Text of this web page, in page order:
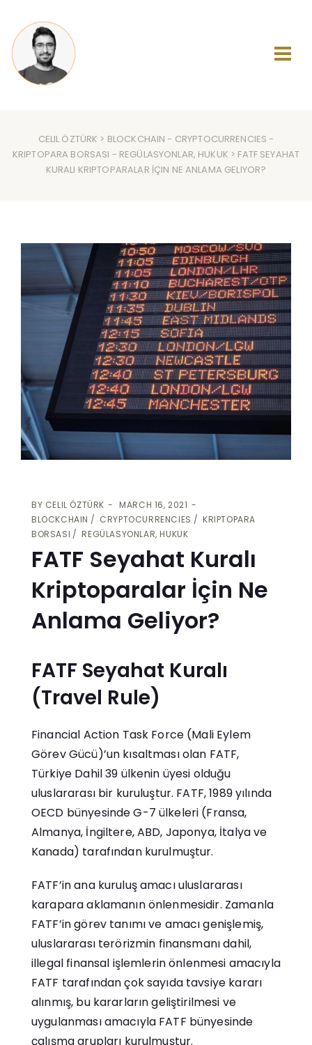
CELIL ÖZTÜRK > BLOCKCHAIN - CRYPTOCURRENCIES -
KRIPTOPARA BORSASI - REGÜLASYONLAR, HUKUK > FATF SEYAHAT
KURALI KRIPTOPARALAR İÇIN NE ANLAMA GELIYOR?
BY CELIL ÖZTÜRK
MARCH 16, 2021
BLOCKCHAIN
CRYPTOCURRENCIES
KRIPTOPARA
BORSASI
REGÜLASYONLAR, HUKUK
FATF Seyahat Kuralı
Kriptoparalar İçin Ne
Anlama Geliyor?
FATF Seyahat Kuralı
(Travel Rule)
Financial Action Task Force (Mali Eylem
Görev Gücü)’un kısaltması olan FATF,
Türkiye Dahil 39 ülkenin üyesi olduğu
uluslararası bir kuruluştur. FATF, 1989 yılında
OECD bünyesinde G-7 ülkeleri (Fransa,
Almanya, İngiltere, ABD, Japonya, İtalya ve
Kanada) tarafından kurulmuştur.
FATF’in ana kuruluş amacı uluslararası
karapara aklamanın önlenmesidir. Zamanla
FATF’in görev tanımı ve amacı genişlemiş,
uluslararası terörizmin finansmanı dahil,
illegal finansal işlemlerin önlenmesi amacıyla
FATF tarafından çok sayıda tavsiye kararı
alınmış, bu kararların geliştirilmesi ve
uygulanması amacıyla FATF bünyesinde
çalışma grupları kurulmuştur.